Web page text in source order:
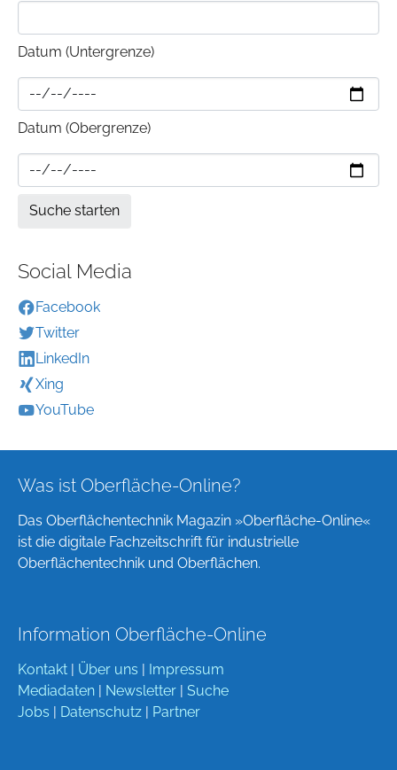
Datum (Untergrenze)
Datum (Obergrenze)
Social Media
Facebook
Twitter
LinkedIn
Xing
YouTube
Was ist Oberfläche-Online?
Das Oberflächentechnik Magazin »Oberfläche-Online«
ist die digitale Fachzeitschrift für industrielle
Oberflächentechnik und Oberflächen.
Information Oberfläche-Online
Kontakt Über uns
Impressum
Mediadaten
Newsletter
Suche
Jobs
Datenschutz Partner